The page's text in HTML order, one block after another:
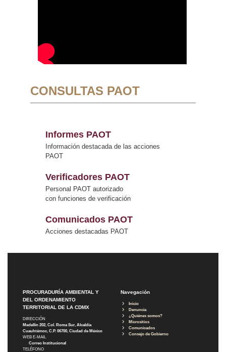
CONSULTAS PAOT
Informes PAOT
Información destacada de las acciones
PAOT
Verificadores PAOT
Personal PAOT autorizado
con funciones de verificación
Comunicados PAOT
Acciones destacadas PAOT
PROCURADURÍA AMBIENTAL Y
DEL ORDENAMIENTO
TERRITORIAL DE LA CDMX
DIRECCIÓN
Medellín 202, Col. Roma Sur, Alcaldía
Cuauhtémoc, C.P. 06700, Ciudad de México
WEB E-MAIL
Correo Institucional
TELÉFONO
Navegación
Inicio
Denuncia
¿Quiénes somos?
Micrositios
Comunicados
Consejo de Gobierno